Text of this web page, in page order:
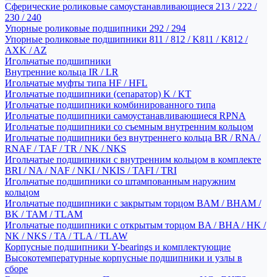
Сферические роликовые самоустанавливающиеся 213 / 222 /
230 / 240
Упорные роликовые подшипники 292 / 294
Упорные роликовые подшипники 811 / 812 / K811 / K812 /
AXK / AZ
Игольчатые подшипники
Внутренние кольца IR / LR
Игольчатые муфты типа HF / HFL
Игольчатые подшипники (сепаратор) K / KT
Игольчатые подшипники комбинированного типа
Игольчатые подшипники самоустанавливающиеся RPNA
Игольчатые подшипники со съемным внутренним кольцом
Игольчатые подшипники без внутреннего кольца BR / RNA /
RNAF / TAF / TR / NK / NKS
Игольчатые подшипники с внутренним кольцом в комплекте
BRI / NA / NAF / NKI / NKIS / TAFI / TRI
Игольчатые подшипники со штампованным наружним
кольцом
Игольчатые подшипники с закрытым торцом BAM / BHAM /
BK / TAM / TLAM
Игольчатые подшипники с открытым торцом BA / BHA / HK /
NK / NKS / TA / TLA / TLAW
Корпусные подшипники Y-bearings и комплектующие
Высокотемпературные корпусные подшипники и узлы в
сборе